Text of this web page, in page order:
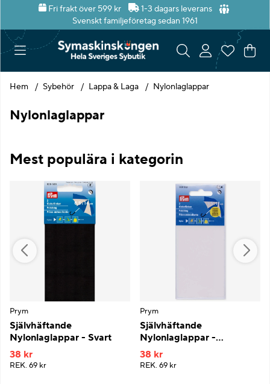
Fri frakt över 599 kr
1-3 dagars leverans
Svenskt familjeföretag sedan 1961
.
Hem Sybehör Lappa & Laga Nylonlaglappar
Nylonlaglappar
Mest populära i kategorin
Prym
Självhäftande
Nylonlaglappar - Svart
38 kr
REK. 69 kr
Prym
Självhäftande
Nylonlaglappar -
Transparenta
38 kr
REK. 69 kr